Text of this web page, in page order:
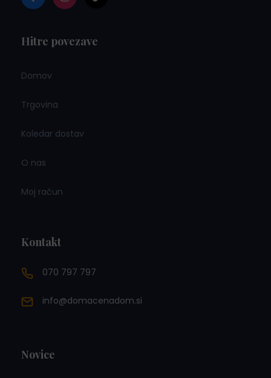
Hitre povezave
Domov
Trgovina
Koledar dostav
O nas
Moj račun
Kontakt
070 797 797
info@domacenadom.si
Novice